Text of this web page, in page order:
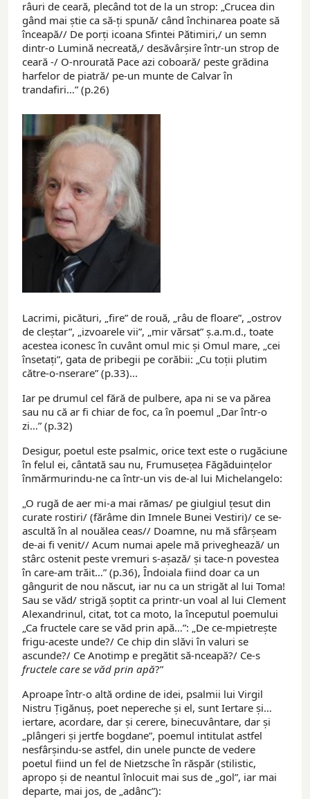
râuri de ceară, plecând tot de la un strop: „Crucea din
gând mai știe ca să-ți spună/ când închinarea poate să
înceapă// De porți icoana Sfintei Pătimiri,/ un semn
dintr-o Lumină necreată,/ desăvârșire într-un strop de
ceară -/ O-nrourată Pace azi coboară/ peste grădina
harfelor de piatră/ pe-un munte de Calvar în
trandafiri…” (p.26)
Lacrimi, picături, „fire” de rouă, „râu de floare”, „ostrov
de cleștar”, „izvoarele vii”, „mir vărsat” ș.a.m.d., toate
acestea iconesc în cuvânt omul mic și Omul mare, „cei
însetați”, gata de pribegii pe corăbii: „Cu toții plutim
către-o-nserare” (p.33)...
Iar pe drumul cel fără de pulbere, apa ni se va părea
sau nu că ar fi chiar de foc, ca în poemul „Dar într-o
zi…” (p.32)
Desigur, poetul este psalmic, orice text este o rugăciune
în felul ei, cântată sau nu, Frumusețea Făgăduințelor
înmărmurindu-ne ca într-un vis de-al lui Michelangelo:
„O rugă de aer mi-a mai rămas/ pe giulgiul țesut din
curate rostiri/ (fărâme din Imnele Bunei Vestiri)/ ce se-
ascultă în al nouălea ceas// Doamne, nu mă sfârșeam
de-ai fi venit// Acum numai apele mă priveghează/ un
stârc ostenit peste vremuri s-așază/ și tace-n povestea
în care-am trăit…” (p.36), Îndoiala fiind doar ca un
gângurit de nou născut, iar nu ca un strigăt al lui Toma!
Sau se văd/ strigă șoptit ca printr-un voal al lui Clement
Alexandrinul, citat, tot ca moto, la începutul poemului
„Ca fructele care se văd prin apă…”: „De ce-mpietrește
frigu-aceste unde?/ Ce chip din slăvi în valuri se
ascunde?/ Ce Anotimp e pregătit să-nceapă?/ Ce-s
fructele care se văd prin apă?”
Aproape într-o altă ordine de idei, psalmii lui Virgil
Nistru Țigănuș, poet nepereche și el, sunt Iertare și…
iertare, acordare, dar și cerere, binecuvântare, dar și
„plângeri și jertfe bogdane”, poemul intitulat astfel
nesfârșindu-se astfel, din unele puncte de vedere
poetul fiind un fel de Nietzsche în răspăr (stilistic,
apropo și de neantul înlocuit mai sus de „gol”, iar mai
departe, mai jos, de „adânc”):